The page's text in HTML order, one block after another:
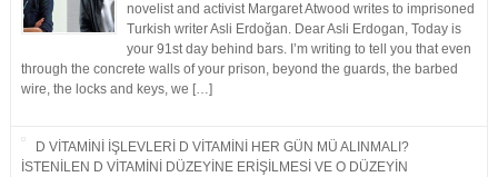
novelist and activist Margaret Atwood writes to imprisoned
Turkish writer Asli Erdoğan. Dear Asli Erdogan, Today is
your 91st day behind bars. I’m writing to tell you that even
through the concrete walls of your prison, beyond the guards, the barbed
wire, the locks and keys, we […]
D VİTAMİNİ İŞLEVLERİ D VİTAMİNİ HER GÜN MÜ ALINMALI?
İSTENİLEN D VİTAMİNİ DÜZEYİNE ERİŞİLMESİ VE O DÜZEYİN